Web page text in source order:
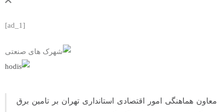
معاون هماهنگی امور اقتصادی استانداری تهران بر تامین برق